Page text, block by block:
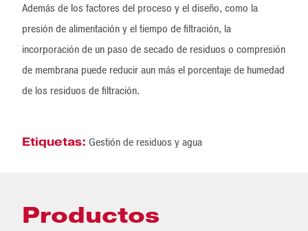
Además de los factores del proceso y el diseño, como la
presión de alimentación y el tiempo de filtración, la
incorporación de un paso de secado de residuos o compresión
de membrana puede reducir aun más el porcentaje de humedad
de los residuos de filtración.
Etiquetas: Gestión de residuos y agua
Productos